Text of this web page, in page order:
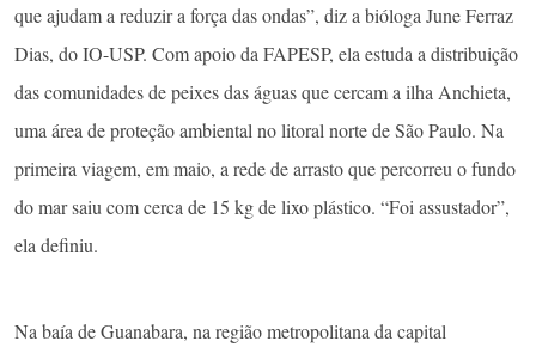
que ajudam a reduzir a força das ondas”, diz a bióloga June Ferraz
Dias, do IO-USP. Com apoio da FAPESP, ela estuda a distribuição
das comunidades de peixes das águas que cercam a ilha Anchieta,
uma área de proteção ambiental no litoral norte de São Paulo. Na
primeira viagem, em maio, a rede de arrasto que percorreu o fundo
do mar saiu com cerca de 15 kg de lixo plástico. “Foi assustador”,
ela definiu.
Na baía de Guanabara, na região metropolitana da capital